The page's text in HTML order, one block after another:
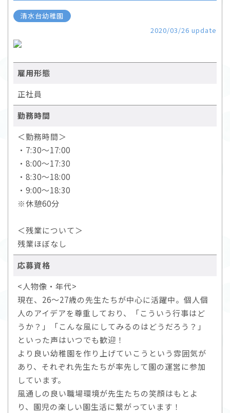
清水台幼稚園
2020/03/26 update
雇用形態
正社員
勤務時間
＜勤務時間＞
・7:30～17:00
・8:00～17:30
・8:30～18:00
・9:00～18:30
※休憩60分
＜残業について＞
残業ほぼなし
応募資格
<人物像・年代>
現在、26～27歳の先生たちが中心に活躍中。個人個
人のアイデアを尊重しており、「こういう行事はど
うか？」「こんな風にしてみるのはどうだろう？」
といった声はいつでも歓迎！
より良い幼稚園を作り上げていこうという雰囲気が
あり、それぞれ先生たちが率先して園の運営に参加
しています。
風通しの良い職場環境が先生たちの笑顔はもとよ
り、園児の楽しい園生活に繋がっています！